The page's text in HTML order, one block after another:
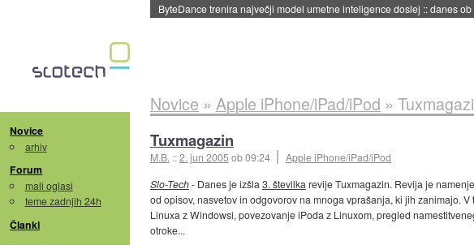
Spletne strani začele streči oglase za agente umetne inteligence::
Novice
arhiv
Forum
mali oglasi
teme zadnjih 24h
Članki
Novice » Apple iPhone/iPad/iPod »
Tuxmagazin
M.B. ::2. jun 2005ob 09:24
Apple iPhone/iPad/iPod
Slo-Tech- Danes je izšla 3. številka revije Tuxmagazin. Revija je
od opisov, nasvetov in odgovorov na mnoga vprašanja, ki jih zanimajo.
Linuxa z Windowsi, povezovanje iPoda z Linuxom, pregled
otroke...